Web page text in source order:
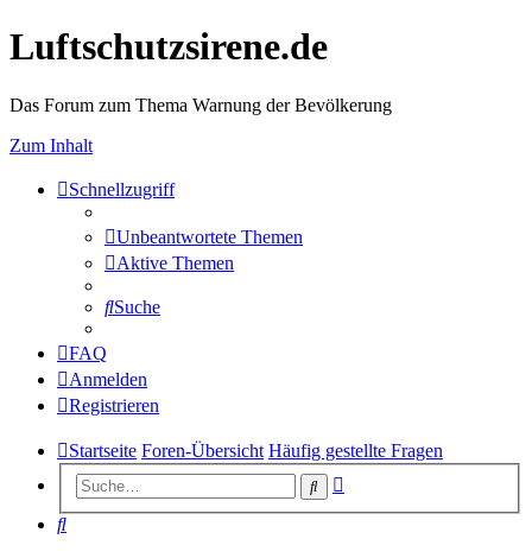
Luftschutzsirene.de
Das Forum zum Thema Warnung der Bevölkerung
Zum Inhalt
Schnellzugriff
Unbeantwortete Themen
Aktive Themen
Suche
FAQ
Anmelden
Registrieren
Startseite Foren-Übersicht Häufig gestellte Fragen
Suche
Suche